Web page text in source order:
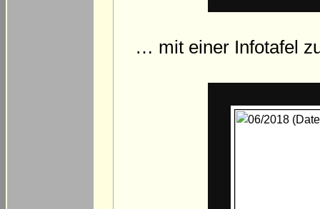
… mit einer Infotafel